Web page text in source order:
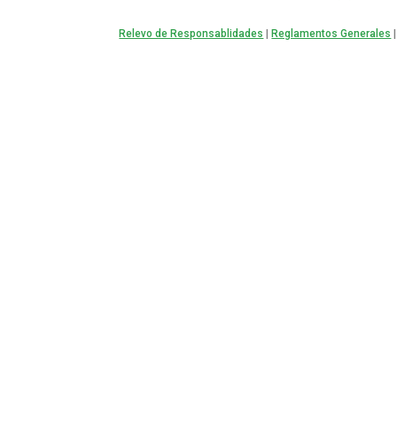
Relevo de Responsablidades Reglamentos Generales